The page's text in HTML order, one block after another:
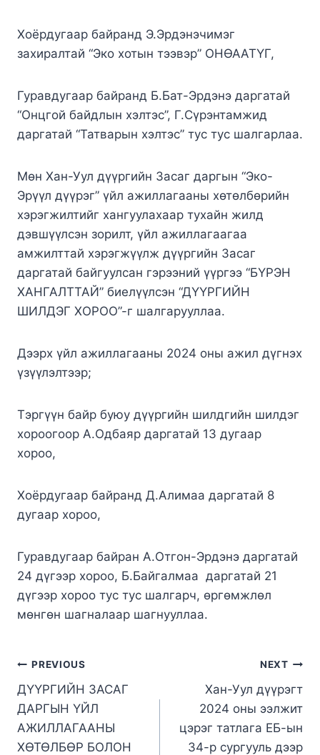
Хоёрдугаар байранд Э.Эрдэнэчимэг
захиралтай “Эко хотын тээвэр” ОНӨААТҮГ,
Гуравдугаар байранд Б.Бат-Эрдэнэ даргатай
“Онцгой байдлын хэлтэс”, Г.Сүрэнтамжид
даргатай “Татварын хэлтэс” тус тус шалгарлаа.
Мөн Хан-Уул дүүргийн Засаг даргын “Эко-
Эрүүл дүүрэг” үйл ажиллагааны хөтөлбөрийн
хэрэгжилтийг хангуулахаар тухайн жилд
дэвшүүлсэн зорилт, үйл ажиллагаагаа
амжилттай хэрэгжүүлж дүүргийн Засаг
даргатай байгуулсан гэрээний үүргээ “БҮРЭН
ХАНГАЛТТАЙ” биелүүлсэн “ДҮҮРГИЙН
ШИЛДЭГ ХОРОО”-г шалгарууллаа.
Дээрх үйл ажиллагааны 2024 оны ажил дүгнэх
үзүүлэлтээр;
Тэргүүн байр буюу дүүргийн шилдгийн шилдэг
хороогоор А.Одбаяр даргатай 13 дугаар
хороо,
Хоёрдугаар байранд Д.Алимаа даргатай 8
дугаар хороо,
Гуравдугаар байран А.Отгон-Эрдэнэ даргатай
24 дүгээр хороо, Б.Байгалмаа даргатай 21
дүгээр хороо тус тус шалгарч, өргөмжлөл
мөнгөн шагналаар шагнууллаа.
PREVIOUS
ДҮҮРГИЙН ЗАСАГ
ДАРГЫН ҮЙЛ
АЖИЛЛАГААНЫ
ХӨТӨЛБӨР БОЛОН
NEXT
Хан-Уул дүүрэгт
2024 оны ээлжит
цэрэг татлага ЕБ-ын
34-р сургууль дээр